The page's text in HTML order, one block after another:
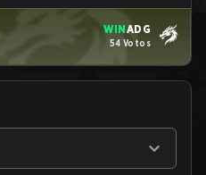
WINADG
54 Votos